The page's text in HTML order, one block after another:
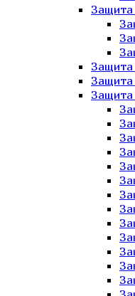
Защита
Защита
Защита
Защита